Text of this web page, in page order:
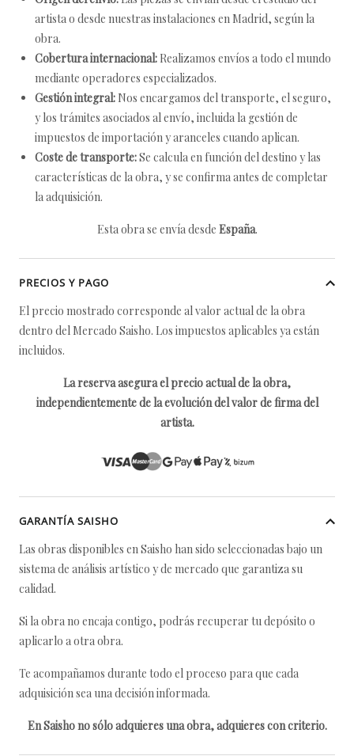
artista o desde nuestras instalaciones en Madrid, según la
obra.
Cobertura internacional: Realizamos envíos a todo el mundo
mediante operadores especializados.
Gestión integral: Nos encargamos del transporte, el seguro,
y los trámites asociados al envío, incluida la gestión de
impuestos de importación y aranceles cuando aplican.
Coste de transporte:Se calcula en función del destino y las
características de la obra, y se confirma antes de completar
la adquisición.
Esta obra se envía desde España.
PRECIOS Y PAGO
El precio mostrado corresponde al valor actual de la obra
dentro del Mercado Saisho. Los impuestos aplicables ya están
incluidos.
La reserva asegura el precio actual de la obra,
independientemente de la evolución del valor de firma del
artista.
GARANTÍA SAISHO
Las obras disponibles en Saisho han sido seleccionadas bajo un
sistema de análisis artístico y de mercado que garantiza su
calidad.
Si la obra no encaja contigo, podrás recuperar tu depósito o
aplicarlo a otra obra.
Te acompañamos durante todo el proceso para que cada
adquisición sea una decisión informada.
En Saisho no sólo adquieres una obra, adquieres con criterio.